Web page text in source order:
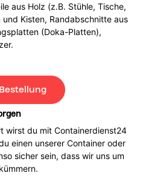
aus Holz (z.B. Stühle, Tische,
Kisten, Randabschnitte aus
(Doka-Platten),
wirst du mit Containerdienst24
einen unserer Container oder
sicher sein, dass wir uns um